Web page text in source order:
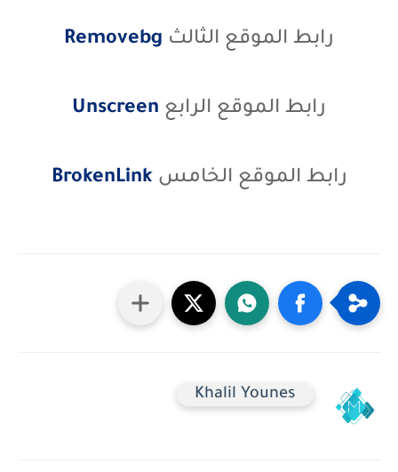
رابط الموقع الثالث Removebg
رابط الموقع الرابع Unscreen
رابط الموقع الخامس BrokenLink
Khalil Younes